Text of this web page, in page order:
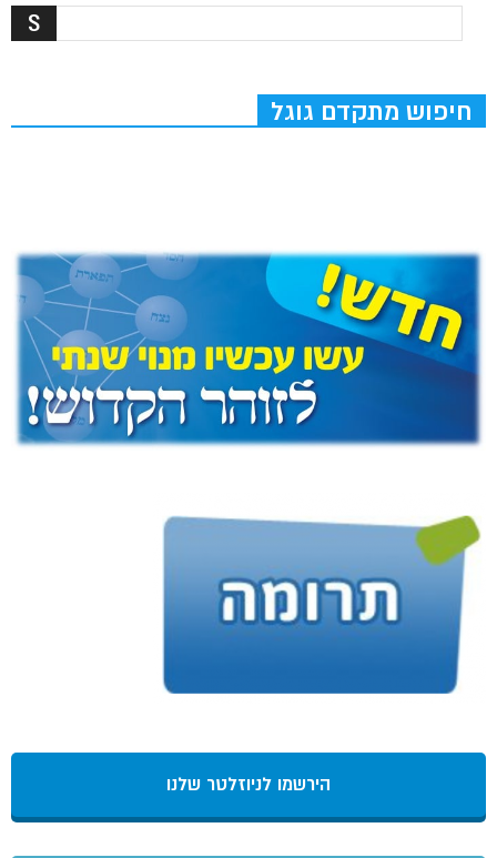
חיפוש מתקדם גוגל
הירשמו לניוזלטר שלנו